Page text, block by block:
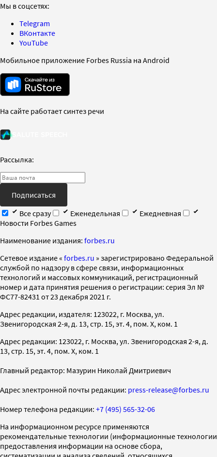
Мы в соцсетях:
Telegram
ВКонтакте
YouTube
Мобильное приложение Forbes Russia на Android
На сайте работает синтез речи
Рассылка:
Подписаться
Все сразу
Еженедельная
Ежедневная
Новости Forbes Games
Наименование издания: forbes.ru
Cетевое издание « forbes.ru » зарегистрировано Федеральной
службой по надзору в сфере связи, информационных
технологий и массовых коммуникаций, регистрационный
номер и дата принятия решения о регистрации: серия Эл №
ФС77-82431 от 23 декабря 2021 г.
Адрес редакции, издателя: 123022, г. Москва, ул.
Звенигородская 2-я, д. 13, стр. 15, эт. 4, пом. X, ком. 1
Адрес редакции: 123022, г. Москва, ул. Звенигородская 2-я, д.
13, стр. 15, эт. 4, пом. X, ком. 1
Главный редактор: Мазурин Николай Дмитриевич
Адрес электронной почты редакции: press-release@forbes.ru
Номер телефона редакции: +7 (495) 565-32-06
На информационном ресурсе применяются
рекомендательные технологии (информационные технологии
предоставления информации на основе сбора,